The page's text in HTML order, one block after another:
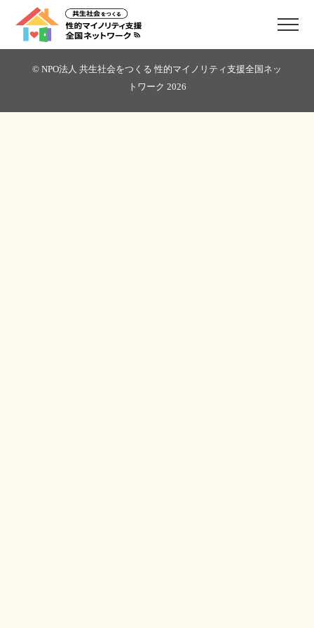
© NPO法人 共生社会をつくる 性的マイノリティ支援全国ネッ
トワーク 2026